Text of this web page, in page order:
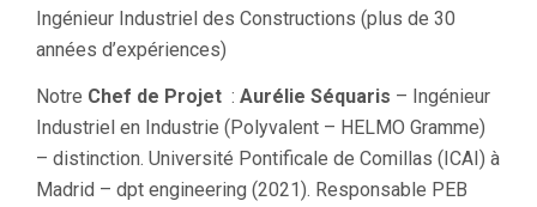
Ingénieur Industriel des Constructions (plus de 30
années d’expériences)
Notre Chef de Projet : Aurélie Séquaris – Ingénieur
Industriel en Industrie (Polyvalent – HELMO Gramme)
– distinction. Université Pontificale de Comillas (ICAI) à
Madrid – dpt engineering (2021). Responsable PEB